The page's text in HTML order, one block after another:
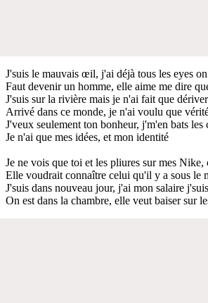
J'suis le mauvais œil, j'ai déjà tous les eyes
Faut devenir un homme, elle aime me dire
J'suis sur la rivière mais je n'ai fait que dériver
Arrivé dans ce monde, je n'ai voulu que
J'veux seulement ton bonheur, j'm'en bats
Je n'ai que mes idées, et mon identité
Je ne vois que toi et les pliures sur mes Nike,
Elle voudrait connaître celui qu'il y a sous le
J'suis dans nouveau jour, j'ai mon salaire
On est dans la chambre, elle veut baiser sur